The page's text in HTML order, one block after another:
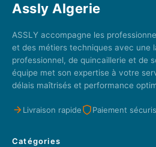
Assly Algerie
ASSLY accompagne les
et des métiers techniques avec une
professionnel, de quincaillerie et de
équipe met son expertise à votre
délais maîtrisés et performance
Livraison rapide Paiement
Catégories